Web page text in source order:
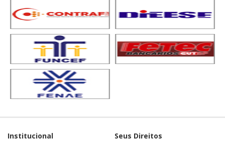
Institucional Seus Direitos